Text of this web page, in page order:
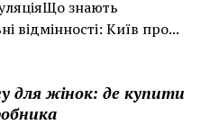
знають
відмінності: Київ про...
для жінок: де купити